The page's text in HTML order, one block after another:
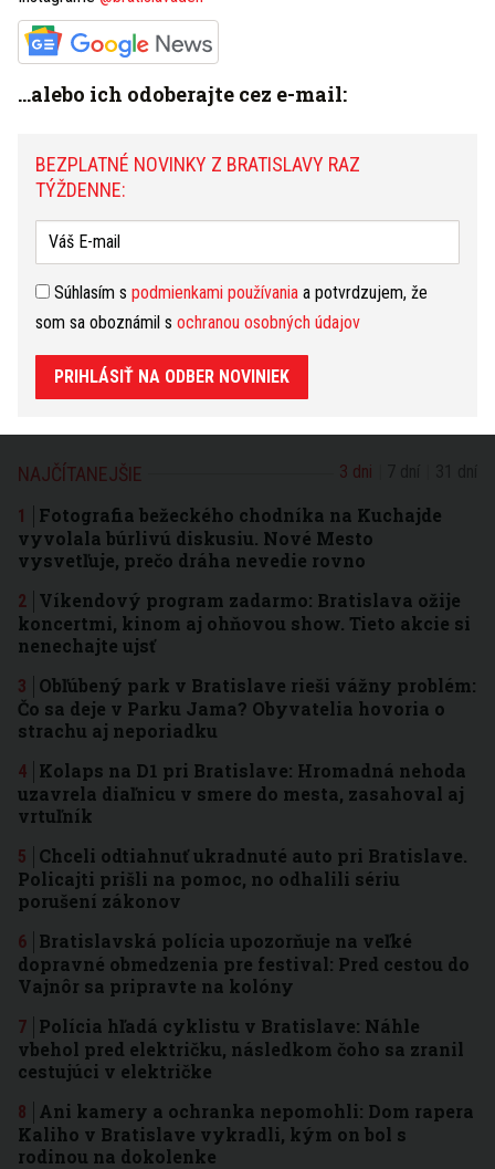
Máte tip na článok?
HOROSKOP
Kozorožec
Budete sa zaoberať maličkosťami a vyhýbať sa
riešeniu závažných problémov. Ak sa dnes objavia,
budete sa ich snažiť vyriešiť prostredníctvom
druhých. Nevnucujte však iným svoje názory.
Najlepšie urobíte, ak necháte pracovať každého na
jeho piesčítať ďalej...
NAJČÍTANEJŠIE 3 dni
Fotografia bežeckého chodníka na Kuchajde
vyvolala búrlivú diskusiu. Nové Mesto
vysvetľuje, prečo dráha nevedie rovno
Víkendový program zadarmo: Bratislava ožije
koncertmi, kinom aj ohňovou show. Tieto akcie si
nenechajte ujsť
Obľúbený park v Bratislave rieši vážny problém:
Čo sa deje v Parku Jama? Obyvatelia hovoria o
strachu aj neporiadku
Kolaps na D1 pri Bratislave: Hromadná nehoda
uzavrela diaľnicu v smere do mesta, zasahoval aj
vrtuľník
Chceli odtiahnuť ukradnuté auto pri Bratislave.
Policajti prišli na pomoc, no odhalili sériu
porušení zákonov
Bratislavská polícia upozorňuje na veľké
dopravné obmedzenia pre festival: Pred cestou do
Vajnôr sa pripravte na kolóny
Polícia hľadá cyklistu v Bratislave: Náhle
vbehol pred električku, následkom čoho sa zranil
cestujúci v električke
Ani kamery a ochranka nepomohli: Dom rapera
Kaliho v Bratislave vykradli, kým on bol s
rodinou na dokolenke
...alebo ich odoberajte cez e-mail:
BEZPLATNÉ NOVINKY Z BRATISLAVY RAZ
TÝŽDENNE:
Súhlasím s podmienkami používania a potvrdzujem, že
som sa oboznámil s ochranou osobných údajov
PRIHLÁSIŤ NA ODBER NOVINIEK